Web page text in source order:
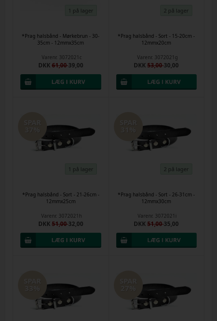
1 på lager
*Prag halsbånd - Mørkebrun - 30-
35cm - 12mmx35cm
Varenr. 3072021c
DKK61,0039,00
2 på lager
*Prag halsbånd - Sort - 15-20cm -
12mmx20cm
Varenr. 3072021g
DKK53,0030,00
1 på lager
*Prag halsbånd - Sort - 21-26cm -
12mmx25cm
Varenr. 3072021h
DKK51,0032,00
2 på lager
*Prag halsbånd - Sort - 26-31cm -
12mmx30cm
Varenr. 3072021i
DKK51,0035,00